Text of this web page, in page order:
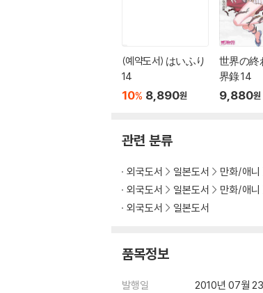
(예약도서) はいふり
14
10% 8,890원
世界の終
界錄 14
9,880원
관련 분류
외국도서 일본도서 만화/애니
외국도서
일본도서 만화/애니
외국도서
일본도서
품목정보
발행일
2010년 07월